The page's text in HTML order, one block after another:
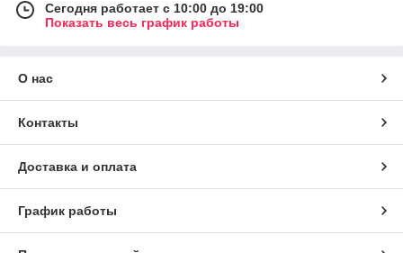
Сегодня работает с 10:00 до 19:00
Показать весь график работы
О нас
Контакты
Доставка и оплата
График работы